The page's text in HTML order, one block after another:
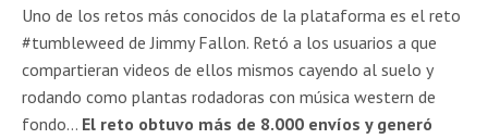
Uno de los retos más conocidos de la plataforma es el reto
#tumbleweed de Jimmy Fallon. Retó a los usuarios a que
compartieran videos de ellos mismos cayendo al suelo y
rodando como plantas rodadoras con música western de
fondo… El reto obtuvo más de 8.000 envíos y generó